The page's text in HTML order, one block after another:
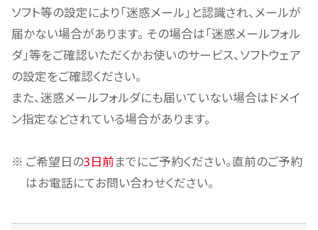
ソフト等の設定により「迷惑メール」と認識され、メールが
届かない場合があります。 その場合は「迷惑メールフォル
ダ」等をご確認いただくかお使いのサービス、ソフトウェア
の設定をご確認ください。
また、迷惑メールフォルダにも届いていない場合はドメイ
ン指定などされている場合があります。
ご希望日の3日前までにご予約ください。直前のご予約
はお電話にてお問い合わせください。